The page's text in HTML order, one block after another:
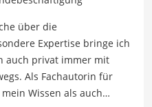
über die
Expertise bringe ich
auch privat immer mit
Als Fachautorin für
Wissen als auch